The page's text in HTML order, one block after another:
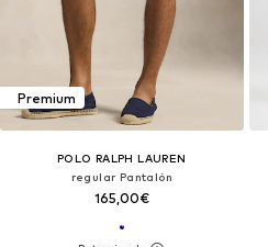
Premium
POLO RALPH LAUREN
regular Pantalón
165,00€